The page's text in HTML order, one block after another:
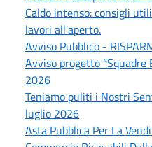
Caldo intenso: consigli
lavori all'aperto.
Avviso Pubblico -
Avviso progetto “Squadre
2026
Teniamo puliti i Nostri
luglio 2026
Asta Pubblica Per La